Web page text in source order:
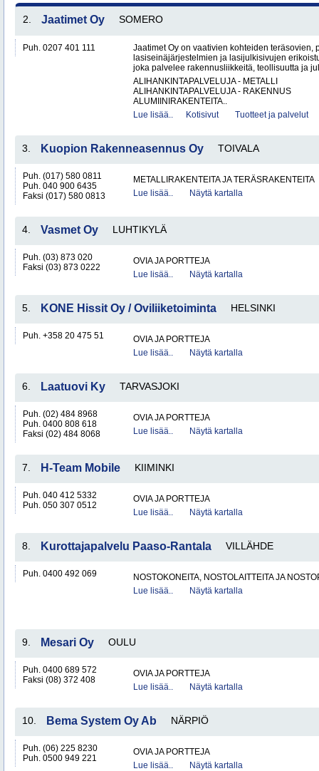
2. Jaatimet Oy SOMERO
Puh. 0207 401 111
Jaatimet Oy on vaativien kohteiden teräsovien,
lasiseinäjärjestelmien ja lasijulkisivujen
joka palvelee rakennusliikkeitä, teollisuutta ja
ALIHANKINTAPALVELUJA - METALLI
ALIHANKINTAPALVELUJA - RAKENNUS
ALUMIINIRAKENTEITA..
Lue lisää..
Kotisivut Tuotteet ja palvelut
3. Kuopion Rakenneasennus Oy TOIVALA
Puh. (017) 580 0811
Puh. 040 900 6435
Faksi (017) 580 0813
METALLIRAKENTEITA JA TERÄSRAKENTEITA
Lue lisää..
Näytä kartalla
4. Vasmet Oy LUHTIKYLÄ
Puh. (03) 873 020
Faksi (03) 873 0222
OVIA JA PORTTEJA
Lue lisää..
Näytä kartalla
5. KONE Hissit Oy / Oviliiketoiminta HELSINKI
Puh. +358 20 475 51
OVIA JA PORTTEJA
Lue lisää..
Näytä kartalla
6. Laatuovi Ky TARVASJOKI
Puh. (02) 484 8968
Puh. 0400 808 618
Faksi (02) 484 8068
OVIA JA PORTTEJA
Lue lisää..
Näytä kartalla
7. H-Team Mobile KIIMINKI
Puh. 040 412 5332
Puh. 050 307 0512
OVIA JA PORTTEJA
Lue lisää..
Näytä kartalla
8. Kurottajapalvelu Paaso-Rantala VILLÄHDE
Puh. 0400 492 069
NOSTOKONEITA, NOSTOLAITTEITA JA
Lue lisää..
Näytä kartalla
9. Mesari Oy OULU
Puh. 0400 689 572
Faksi (08) 372 408
OVIA JA PORTTEJA
Lue lisää..
Näytä kartalla
10. Bema System Oy Ab NÄRPIÖ
Puh. (06) 225 8230
Puh. 0500 949 221
OVIA JA PORTTEJA
Lue lisää..
Näytä kartalla